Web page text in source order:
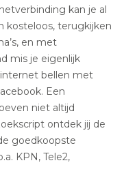
kan je al
kosteloos, terugkijken
en met
mis je eigenlijk
internet bellen met
Een
niet altijd
ontdek jij de
goedkoopste
KPN, Tele2,